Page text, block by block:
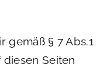
gemäß § 7 Abs.1
Seiten